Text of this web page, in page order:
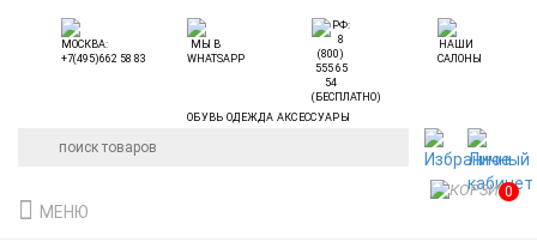
ОБУВЬ ОДЕЖДА АКСЕССУАРЫ
МЕНЮ
0